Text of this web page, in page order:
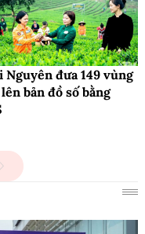
Nguyên đưa 149 vùng
bản đồ số bằng